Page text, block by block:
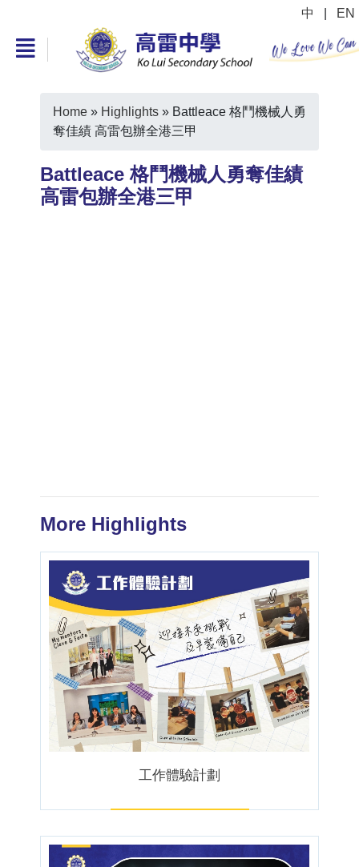
中 EN
Home » Highlights » Battleace 格鬥機械人勇
奪佳績 高雷包辦全港三甲
Battleace 格鬥機械人勇奪佳績
高雷包辦全港三甲
More Highlights
工作體驗計劃